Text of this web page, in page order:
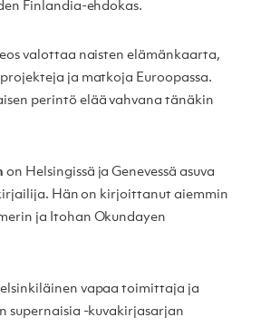
Finlandia-ehdokas.
valottaa naisten elämänkaarta,
ja matkoja Euroopassa.
perintö elää vahvana tänäkin
on Helsingissä ja Genevessä asuva
Hän on kirjoittanut aiemmin
ja Itohan Okundayen
vapaa toimittaja ja
supernaisia -kuvakirjasarjan